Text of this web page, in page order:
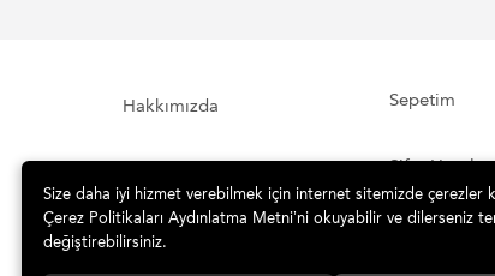
Hakkımızda
Sipariş Takibi
Sepetim
Şifre
Size daha iyi hizmet verebilmek için internet sitemizde çerezler
Çerez Politikaları Aydınlatma Metni’ni okuyabilir ve dilerseniz
değiştirebilirsiniz.